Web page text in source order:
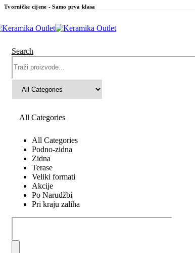
Tvorničke cijene - Samo prva klasa
Search
All Categories
All Categories
Podno-zidna
Zidna
Terase
Veliki formati
Akcije
Po Narudžbi
Pri kraju zaliha